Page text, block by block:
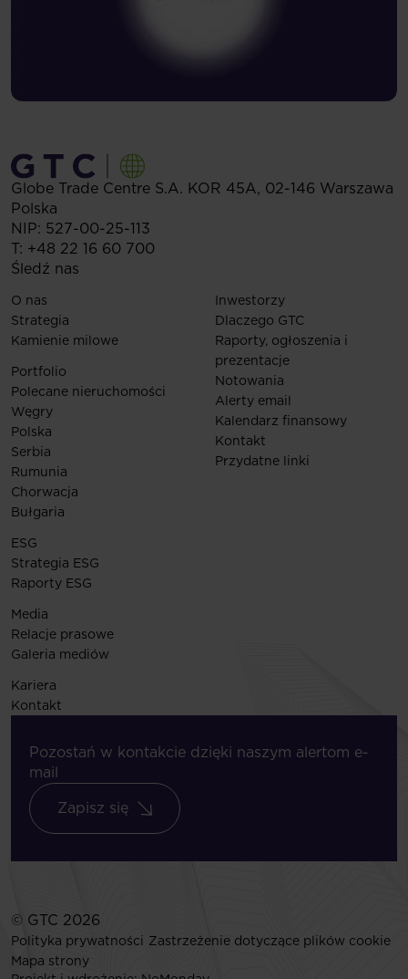
Globe Trade Centre S.A. KOR 45A, 02-146 Warszawa
Polska
NIP: 527-00-25-113
T: +48 22 16 60 700
Śledź nas
O nas
Strategia
Kamienie milowe
Portfolio
Polecane nieruchomości
Węgry
Polska
Serbia
Rumunia
Chorwacja
Bułgaria
Inwestorzy
Dlaczego GTC
Raporty, ogłoszenia i
prezentacje
Notowania
Alerty email
Kalendarz finansowy
Kontakt
Przydatne linki
ESG
Strategia ESG
Raporty ESG
Media
Relacje prasowe
Galeria mediów
Kariera
Kontakt
Pozostań w kontakcie dzięki naszym alertom e-
mail
Zapisz się
© GTC 2026
Polityka prywatności Zastrzeżenie dotyczące plików cookie
Mapa strony